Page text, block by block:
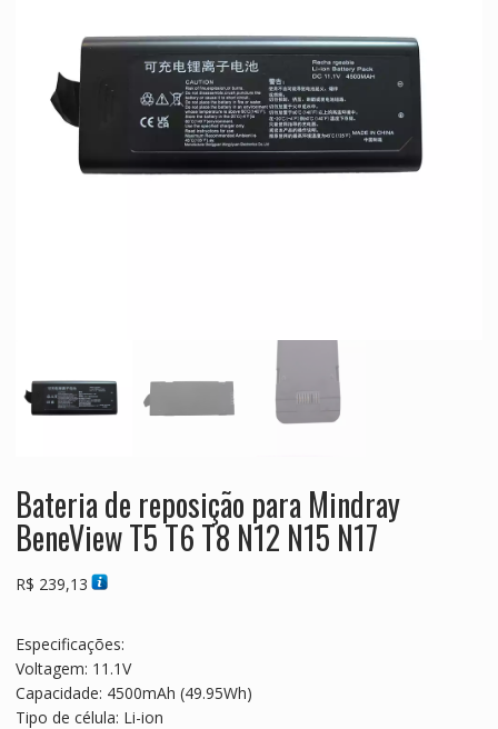
Bateria de reposição para Mindray
BeneView T5 T6 T8 N12 N15 N17
R$ 239,13
Especificações:
Voltagem: 11.1V
Capacidade: 4500mAh (49.95Wh)
Tipo de célula: Li-ion